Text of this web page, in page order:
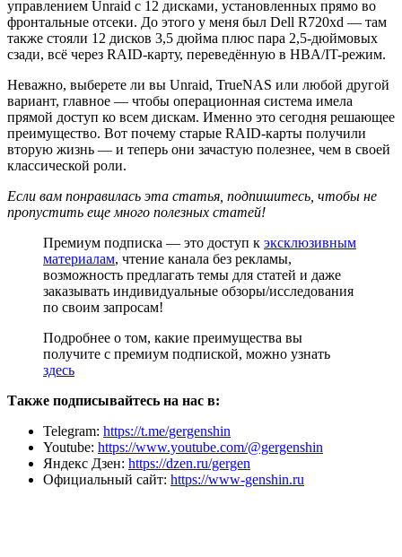
управлением Unraid с 12 дисками, установленных прямо во
фронтальные отсеки. До этого у меня был Dell R720xd — там
также стояли 12 дисков 3,5 дюйма плюс пара 2,5-дюймовых
сзади, всё через RAID-карту, переведённую в HBA/IT-режим.
Неважно, выберете ли вы Unraid, TrueNAS или любой другой
вариант, главное — чтобы операционная система имела
прямой доступ ко всем дискам. Именно это сегодня решающее
преимущество. Вот почему старые RAID-карты получили
вторую жизнь — и теперь они зачастую полезнее, чем в своей
классической роли.
Если вам понравилась эта статья, подпишитесь, чтобы не
пропустить еще много полезных статей!
Премиум подписка — это доступ к эксклюзивным
материалам, чтение канала без рекламы,
возможность предлагать темы для статей и даже
заказывать индивидуальные обзоры/исследования
по своим запросам!
Подробнее о том, какие преимущества вы
получите с премиум подпиской, можно узнать
здесь
Также подписывайтесь на нас в:
Telegram: https://t.me/gergenshin
Youtube: https://www.youtube.com/@gergenshin
Яндекс Дзен: https://dzen.ru/gergen
Официальный сайт: https://www-genshin.ru